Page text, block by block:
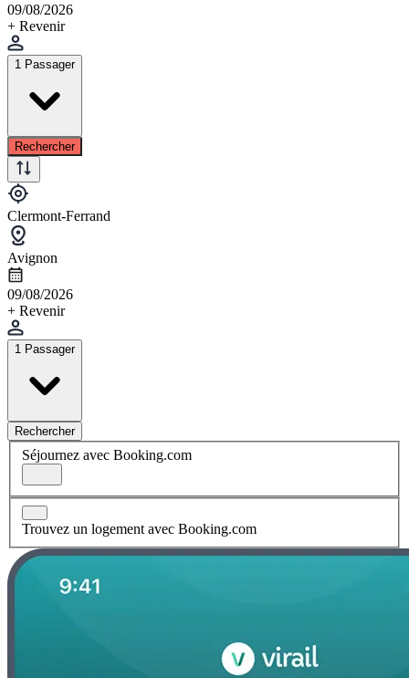
09/08/2026
+ Revenir
1 Passager
Rechercher
Clermont-Ferrand
Avignon
09/08/2026
+ Revenir
1 Passager
Rechercher
Séjournez avec Booking.com
Trouvez un logement avec Booking.com